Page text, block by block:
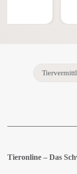
Tieronline – Das